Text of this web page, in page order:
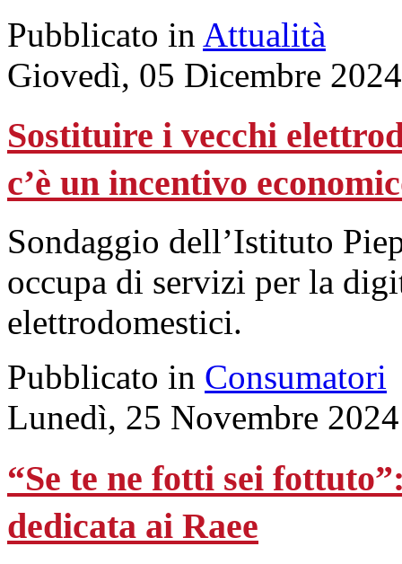
Pubblicato in Attualità
Giovedì, 05 Dicembre
Sostituire i vecchi
c’è un incentivo
Sondaggio dell’Istituto
occupa di servizi per la
elettrodomestici.
Pubblicato in Consumatori
Lunedì, 25 Novembre
“Se te ne fotti sei
dedicata ai Raee